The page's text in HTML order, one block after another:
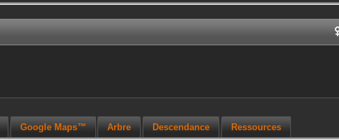
Google Maps™ Arbre Descendance Ressources